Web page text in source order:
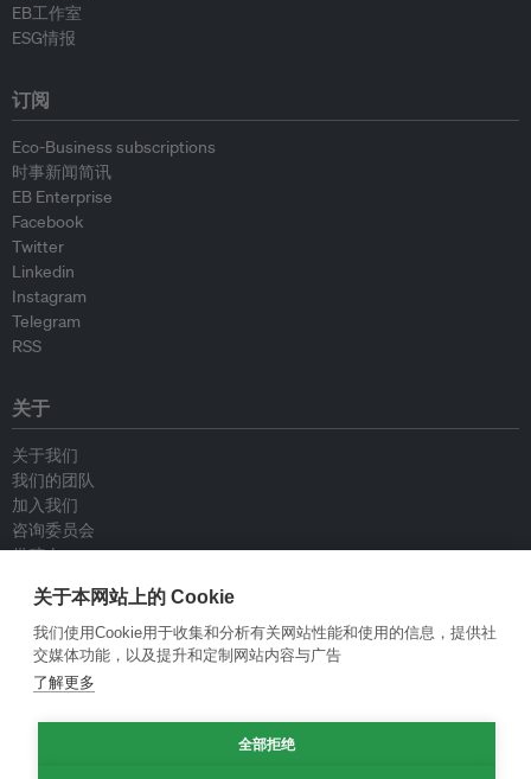
EB工作室
ESG情报
订阅
Eco-Business subscriptions
时事新闻简讯
EB Enterprise
Facebook
Twitter
Linkedin
Instagram
Telegram
RSS
关于
关于我们
我们的团队
加入我们
咨询委员会
供稿人
政策
重新发布指南
关于本网站上的 Cookie
我们使用Cookie用于收集和分析有关网站性能和使用的信息，提供社
交媒体功能，以及提升和定制网站内容与广告
了解更多
全部拒绝